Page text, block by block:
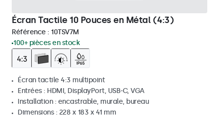
Écran Tactile 10 Pouces en Métal (4:3)
Référence : 10TSV7M
100+ pièces en stock
Écran tactile 4:3 multipoint
Entrées : HDMI, DisplayPort, USB-C, VGA
Installation : encastrable, murale, bureau
Dimensions : 228 x 183 x 41 mm